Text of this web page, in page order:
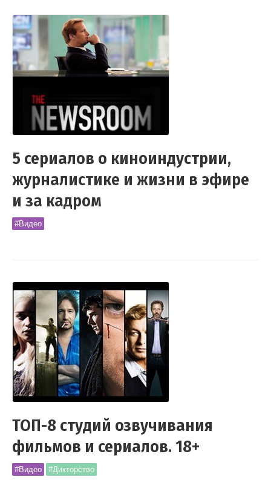
5 сериалов о киноиндустрии,
журналистике и жизни в эфире
и за кадром
#Видео
ТОП-8 студий озвучивания
фильмов и сериалов. 18+
#Видео #Дикторство